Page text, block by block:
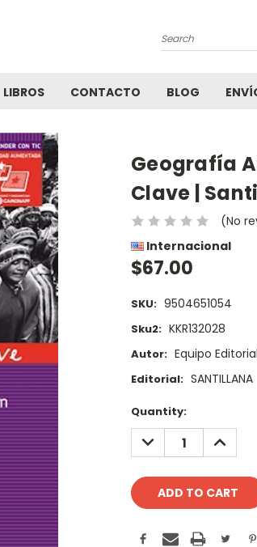
Search
LIBROS CONTACTO BLOG
Geografía
Clave |
(No
Internacional
$67.00
SKU: 9504651054
Sku2: KKR132028
Autor: Equipo Editorial
Editorial: SANTILLANA
Current
Stock:
Quantity:
DECREASE
QUANTITY:
INCREASE